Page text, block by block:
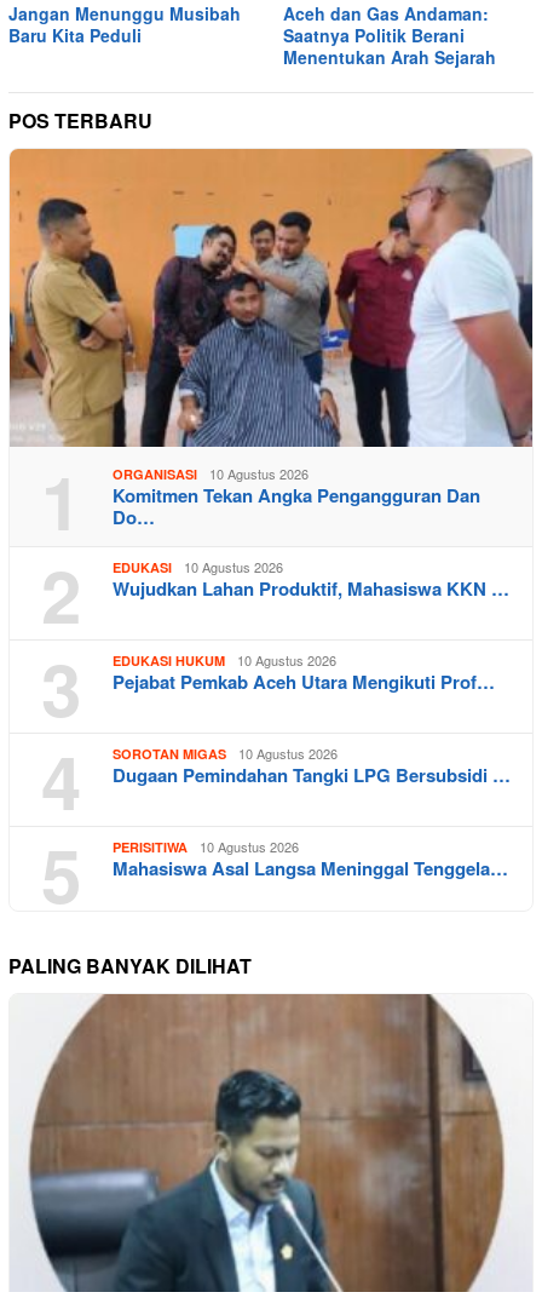
Jangan Menunggu Musibah
Baru Kita Peduli
Aceh dan Gas Andaman:
Saatnya Politik Berani
Menentukan Arah Sejarah
POS TERBARU
1 ORGANISASI 10 Agustus 2026
Komitmen Tekan Angka Pengangguran Dan
Do…
2 EDUKASI 10 Agustus 2026
Wujudkan Lahan Produktif, Mahasiswa KKN …
3 EDUKASI HUKUM 10 Agustus 2026
Pejabat Pemkab Aceh Utara Mengikuti Prof…
4 SOROTAN MIGAS 10 Agustus 2026
Dugaan Pemindahan Tangki LPG Bersubsidi …
5 PERISITIWA 10 Agustus 2026
Mahasiswa Asal Langsa Meninggal Tenggela…
PALING BANYAK DILIHAT